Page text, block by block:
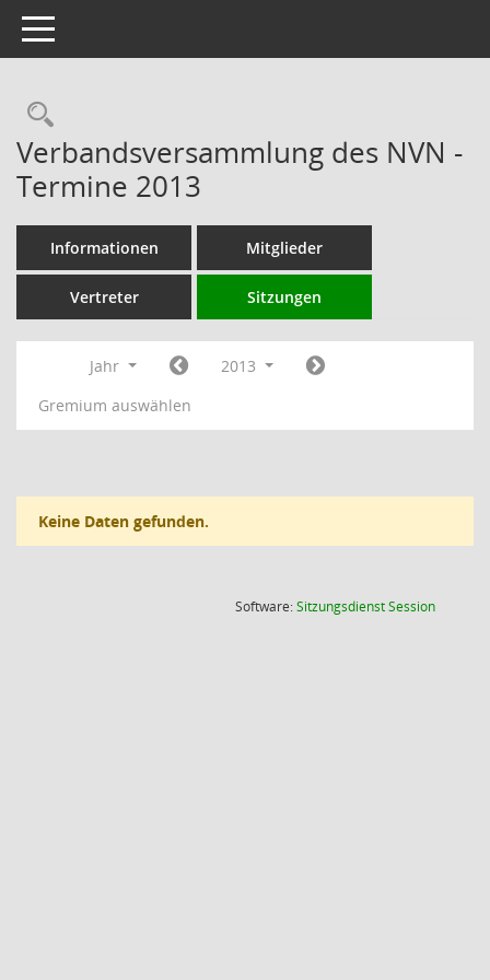
Toggle navigation
Rechercheauswahl
Verbandsversammlung des NVN -
Termine 2013
Informationen Mitglieder
Vertreter Sitzungen
Jahr
2013
Gremium auswählen
Keine Daten gefunden.
Software:SitzungsdienstSession(Wird in